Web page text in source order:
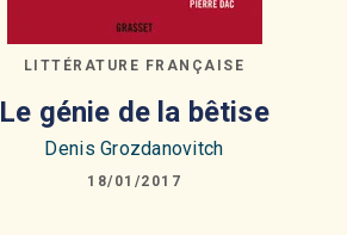
LITTÉRATURE FRANÇAISE
Le génie de la bêtise
Denis Grozdanovitch
18/01/2017